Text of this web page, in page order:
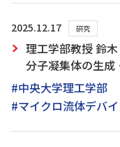
2025.12.17 研究
理工学部教授 鈴
分子凝集体の生成
#中央大学理工学部
#マイクロ流体デバ